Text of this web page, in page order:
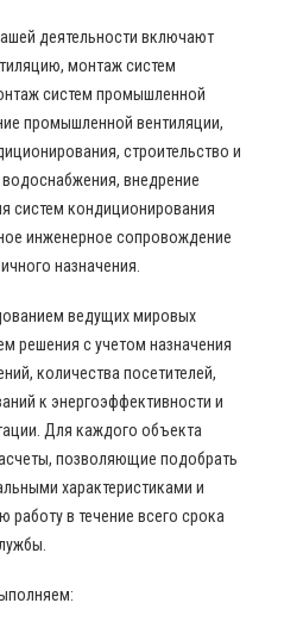
деятельности включают
монтаж систем
систем промышленной
промышленной вентиляции,
строительство и
внедрение
систем кондиционирования
инженерное сопровождение
назначения.
ведущих мировых
решения с учетом назначения
количества посетителей,
к энергоэффективности и
Для каждого объекта
позволяющие подобрать
характеристиками и
работу в течение всего срока